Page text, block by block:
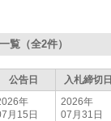
覧（全2件）
公告日 入札締切日
年
月15日
2026年
07月31日